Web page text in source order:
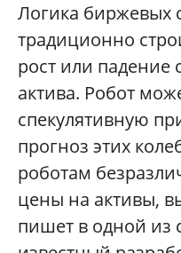
Логика биржевых
традиционно
рост или падение
актива. Робот
спекулятивную
прогноз этих
роботам
цены на активы,
пишет в одной из